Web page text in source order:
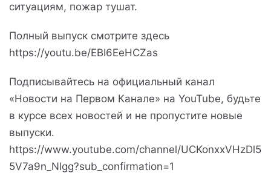
ситуациям, пожар тушат.
Полный выпуск смотрите здесь
https://youtu.be/EBI6EeHCZas
Подписывайтесь на официальный канал
«Новости на Первом Канале» на YouTube, будьте
в курсе всех новостей и не пропустите новые
выпуски.
https://www.youtube.com/channel/UCKonxxVHzDl5
5V7a9n_Nlgg?sub_confirmation=1